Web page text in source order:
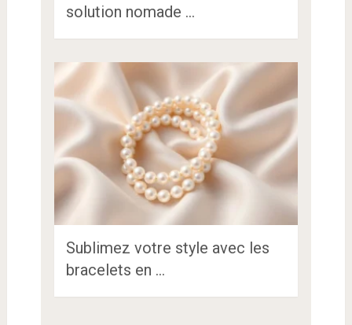
solution nomade …
Sublimez votre style avec les
bracelets en …